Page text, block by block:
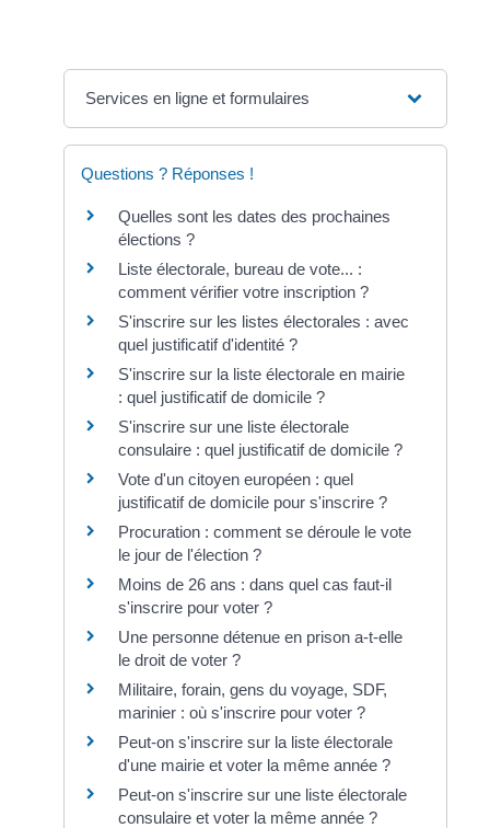
Services en ligne et formulaires
Questions ? Réponses !
Quelles sont les dates des prochaines
élections ?
Liste électorale, bureau de vote... :
comment vérifier votre inscription ?
S'inscrire sur les listes électorales : avec
quel justificatif d'identité ?
S'inscrire sur la liste électorale en mairie
: quel justificatif de domicile ?
S'inscrire sur une liste électorale
consulaire : quel justificatif de domicile ?
Vote d'un citoyen européen : quel
justificatif de domicile pour s'inscrire ?
Procuration : comment se déroule le vote
le jour de l'élection ?
Moins de 26 ans : dans quel cas faut-il
s'inscrire pour voter ?
Une personne détenue en prison a-t-elle
le droit de voter ?
Militaire, forain, gens du voyage, SDF,
marinier : où s'inscrire pour voter ?
Peut-on s'inscrire sur la liste électorale
d'une mairie et voter la même année ?
Peut-on s'inscrire sur une liste électorale
consulaire et voter la même année ?